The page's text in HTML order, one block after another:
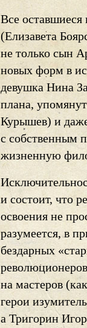
Все оставшиеся
(Елизавета
не только сын
новых форм в
девушка Нина
плана,
Курышев) и
с собственным
жизненную
и состоит, что
освоения не
разумеется, в
бездарных
на мастеров
герои
а Тригорин